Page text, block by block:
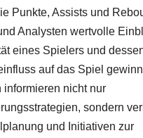
Punkte, Assists und
Analysten wertvolle
eines Spielers und
auf das Spiel
informieren nicht nur
sondern
und Initiativen zur